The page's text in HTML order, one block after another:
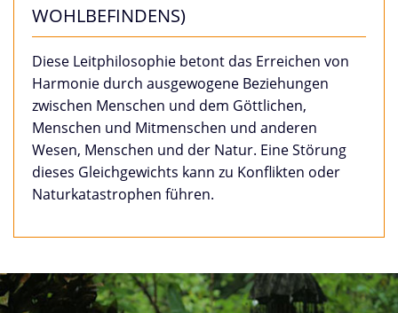
WOHLBEFINDENS)
Diese Leitphilosophie betont das Erreichen von
Harmonie durch ausgewogene Beziehungen
zwischen Menschen und dem Göttlichen,
Menschen und Mitmenschen und anderen
Wesen, Menschen und der Natur. Eine Störung
dieses Gleichgewichts kann zu Konflikten oder
Naturkatastrophen führen.